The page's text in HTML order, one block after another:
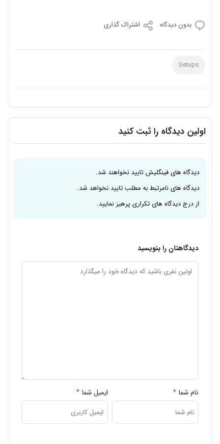
بدون دیدگاه اشتراک گذاری
Setups
اولین دیدگاه را ثبت کنید
دیدگاه های فینگلیش تایید نخواهند شد.
دیدگاه های نامرتبط به مطلب تایید نخواهد شد.
از درج دیدگاه های تکراری پرهیز نمایید.
دیدگاهتان را بنویسید
نام شما * ایمیل شما *